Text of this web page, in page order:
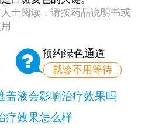
士阅读，请按药品说明书或
预约绿色通道
就诊不用等待
盖液会影响治疗效果吗
疗效果怎么样